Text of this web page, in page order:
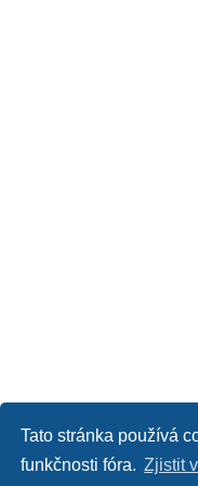
Tato stránka používá
funkčnosti fóra. Zjistit
Obsah fóra